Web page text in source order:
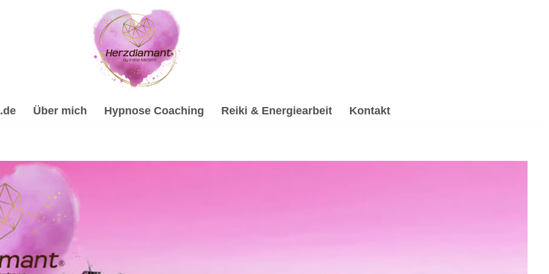
Über mich Hypnose Coaching Reiki & Energiearbeit Kontakt
Energiearbeit & Reiki, Psychologische Beratung, Spirituelle Trauerverarbeitung & Trauerhilfe,
Coach & psychologische Beraterin in 76767 Hagenbach. ☑️ Spirituelle Trauerverarbeitung & Trauerhilfe, ✔️
und ✔️ Spirituelles Coaching. Dein Erfolg ist mein Ziel ✉.